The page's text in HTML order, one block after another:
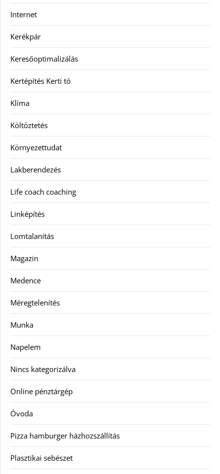
Internet
Kerékpár
Keresőoptimalizálás
Kertépítés Kerti tó
Klíma
Költöztetés
Környezettudat
Lakberendezés
Life coach coaching
Linképítés
Lomtalanítás
Magazin
Medence
Méregtelenítés
Munka
Napelem
Nincs kategorizálva
Online pénztárgép
Óvoda
Pizza hamburger házhozszállítás
Plasztikai sebészet